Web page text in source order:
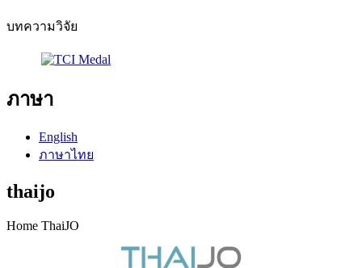
บทความวิจัย
ภาษา
English
ภาษาไทย
thaijo
Home ThaiJO